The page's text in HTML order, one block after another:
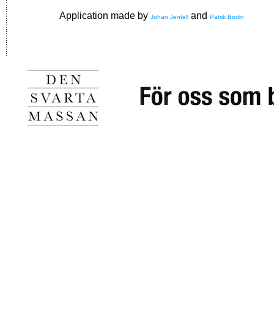
Application made by Johan Jentell and Patrik Bodin